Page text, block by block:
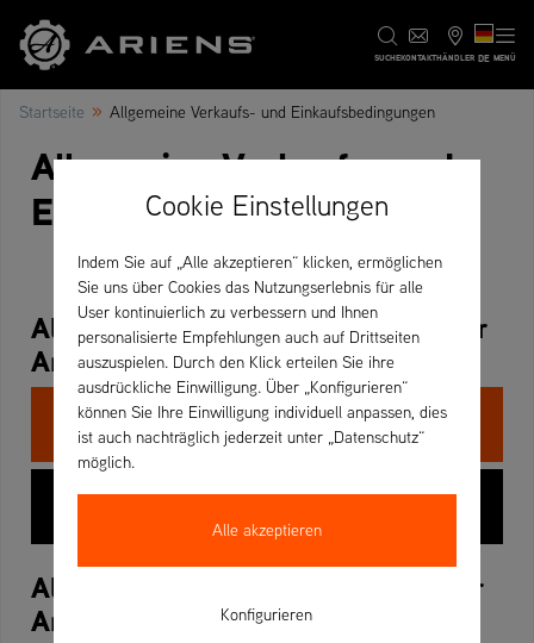
SUCHEKONTAKTHÄNDLER DE MENÜ
Startseite » Allgemeine Verkaufs- und Einkaufsbedingungen
Allgemeine Verkaufs- und
Einkaufsbedingungen
Allgemeine Verkaufsbedingungen der
AriensCo GmbH
ANSEHEN
Allgemeine Einkaufsbedingungen der
AriensCo GmbH
Cookie Einstellungen
Indem Sie auf „Alle akzeptieren“ klicken, ermöglichen
Sie uns über Cookies das Nutzungserlebnis für alle
User kontinuierlich zu verbessern und Ihnen
personalisierte Empfehlungen auch auf Drittseiten
auszuspielen. Durch den Klick erteilen Sie ihre
ausdrückliche Einwilligung. Über „Konfigurieren“
können Sie Ihre Einwilligung individuell anpassen, dies
ist auch nachträglich jederzeit unter „Datenschutz“
möglich.
Alle akzeptieren
Konfigurieren